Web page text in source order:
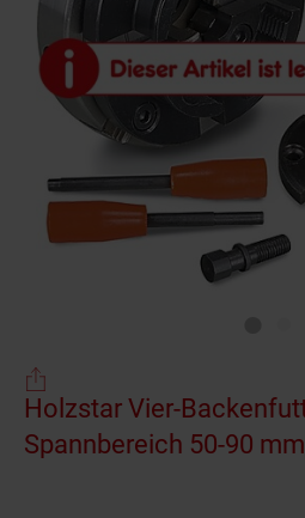
Holzstar Vier-
Spannbereich 50-90